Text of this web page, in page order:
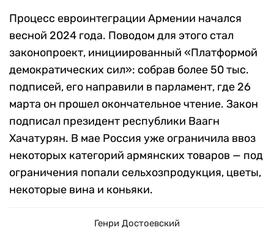
Процесс евроинтеграции Армении начался
весной 2024 года. Поводом для этого стал
законопроект, инициированный «Платформой
демократических сил»: собрав более 50 тыс.
подписей, его направили в парламент, где 26
марта он прошел окончательное чтение. Закон
подписал президент республики Ваагн
Хачатурян. В мае Россия уже ограничила ввоз
некоторых категорий армянских товаров — под
ограничения попали сельхозпродукция, цветы,
некоторые вина и коньяки.
Генри Достоевский